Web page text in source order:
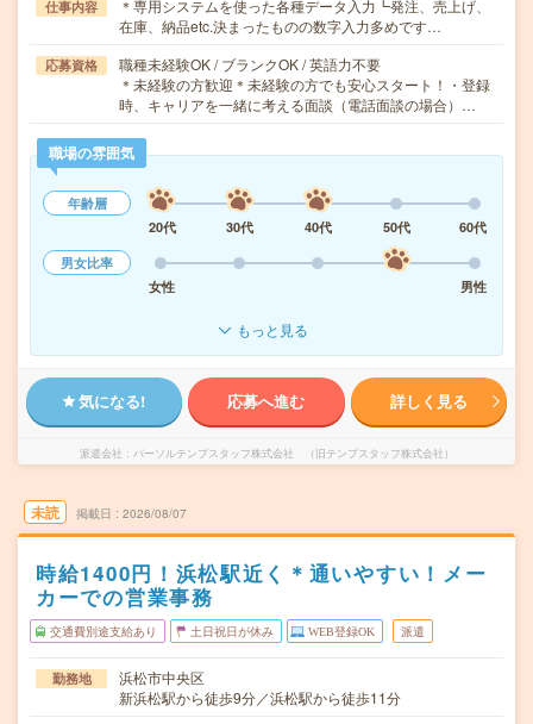
仕事内容
＊専用システムを使った各種データ入力┗発注、売上げ、
在庫、納品etc.決まったものの数字入力多めです…
応募資格
職種未経験OK / ブランクOK / 英語力不要
＊未経験の方歓迎＊未経験の方でも安心スタート！・登録
時、キャリアを一緒に考える面談（電話面談の場合）…
職場の雰囲気
年齢層
20代
30代 40代 50代
60代
男女比率
女性
男性
もっと見る
気になる! 応募へ進む 詳しく見る
派遣会社 パーソルテンプスタッフ株式会社 （旧テンプスタッフ株式会社）
未読 掲載日 2026/08/07
時給1400円！浜松駅近く＊通いやすい！メー
カーでの営業事務
交通費別途支給あり 土日祝日が休み WEB登録OK 派遣
勤務地
浜松市中央区
新浜松駅から徒歩9分／浜松駅から徒歩11分